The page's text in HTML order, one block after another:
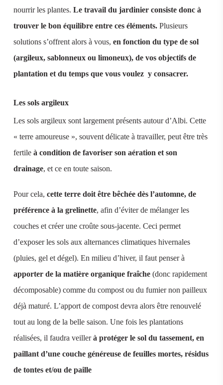
nourrir les plantes. Le travail du jardinier consiste donc à
trouver le bon équilibre entre ces éléments.Plusieurs
solutions s’offrent alors à vous, en fonction du type de sol
(argileux, sablonneux ou limoneux), de vos objectifs de
plantation et du temps que vous voulez y consacrer.
Les sols argileux
Les sols argileux sont largement présents autour d’Albi. Cette
« terre amoureuse », souvent délicate à travailler, peut être très
fertile à condition de favoriser son aération et son
drainage, et ce en toute saison.
Pour cela, cette terre doit être bêchée dès l’automne, de
préférence à la grelinette, afin d’éviter de mélanger les
couches et créer une croûte sous-jacente. Ceci permet
d’exposer les sols aux alternances climatiques hivernales
(pluies, gel et dégel). En milieu d’hiver, il faut penser à
apporter de la matière organique fraîche(donc rapidement
décomposable) comme du compost ou du fumier non pailleux
déjà maturé. L’apport de compost devra alors être renouvelé
tout au long de la belle saison. Une fois les plantations
réalisées, il faudra veillerà protéger le sol du tassement, en
paillant d’une couche généreuse de feuilles mortes, résidus
de tontes et/ou de paille